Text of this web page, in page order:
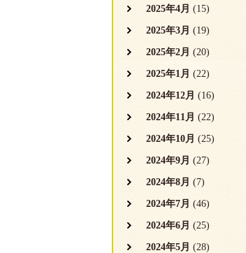
2025年4月 (15)
2025年3月 (19)
2025年2月 (20)
2025年1月 (22)
2024年12月 (16)
2024年11月 (22)
2024年10月 (25)
2024年9月 (27)
2024年8月 (7)
2024年7月 (46)
2024年6月 (25)
2024年5月 (28)